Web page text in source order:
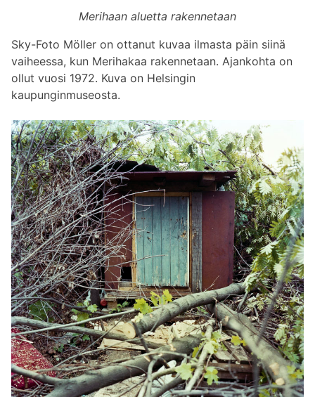
Merihaan aluetta rakennetaan
Sky-Foto Möller on ottanut kuvaa ilmasta päin siinä
vaiheessa, kun Merihakaa rakennetaan. Ajankohta on
ollut vuosi 1972. Kuva on Helsingin
kaupunginmuseosta.